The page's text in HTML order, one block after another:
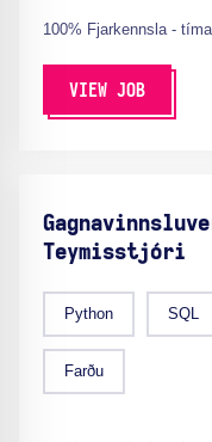
100% Fjarkennsla -
VIEW JOB
Teymisstjóri
Python SQL
Farðu